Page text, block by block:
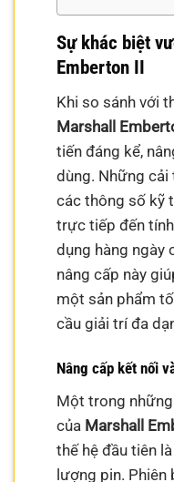
Sự khác biệt
Emberton II
Khi so sánh với
Marshall
tiến đáng kể,
dùng. Những cải
các thông số kỹ
trực tiếp đến
dụng hàng ngày
nâng cấp này
một sản phẩm
cầu giải trí đa
Nâng cấp kết nối
Một trong
của Marshall
thế hệ đầu tiên
lượng pin. Phiên